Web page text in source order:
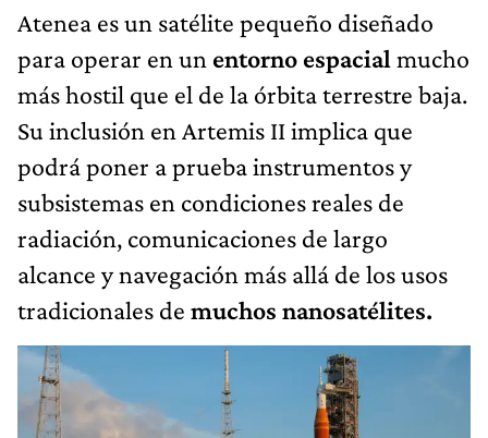
Atenea es un satélite pequeño diseñado
para operar en un entorno espacial mucho
más hostil que el de la órbita terrestre baja.
Su inclusión en Artemis II implica que
podrá poner a prueba instrumentos y
subsistemas en condiciones reales de
radiación, comunicaciones de largo
alcance y navegación más allá de los usos
tradicionales de muchos nanosatélites.